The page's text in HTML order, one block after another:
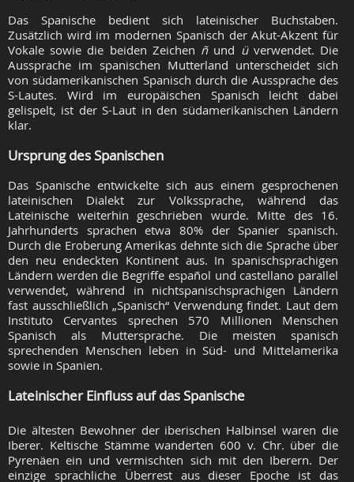
Das Spanische bedient sich lateinischer Buchstaben.
Zusätzlich wird im modernen Spanisch der Akut-Akzent für
Vokale sowie die beiden Zeichen ñund üverwendet. Die
Aussprache im spanischen Mutterland unterscheidet sich
von südamerikanischen Spanisch durch die Aussprache des
S-Lautes. Wird im europäischen Spanisch leicht dabei
gelispelt, ist der S-Laut in den südamerikanischen Ländern
klar.
Ursprung des Spanischen
Das Spanische entwickelte sich aus einem gesprochenen
lateinischen Dialekt zur Volkssprache, während das
Lateinische weiterhin geschrieben wurde. Mitte des 16.
Jahrhunderts sprachen etwa 80% der Spanier spanisch.
Durch die Eroberung Amerikas dehnte sich die Sprache über
den neu endeckten Kontinent aus. In spanischsprachigen
Ländern werden die Begriffe español und castellano parallel
verwendet, während in nichtspanischsprachigen Ländern
fast ausschließlich „Spanisch“ Verwendung findet. Laut dem
Instituto Cervantes sprechen 570 Millionen Menschen
Spanisch als Muttersprache. Die meisten spanisch
sprechenden Menschen leben in Süd- und Mittelamerika
sowie in Spanien.
Lateinischer Einfluss auf das Spanische
Die ältesten Bewohner der iberischen Halbinsel waren die
Iberer. Keltische Stämme wanderten 600 v. Chr. über die
Pyrenäen ein und vermischten sich mit den Iberern. Der
einzige sprachliche Überrest aus dieser Epoche ist das